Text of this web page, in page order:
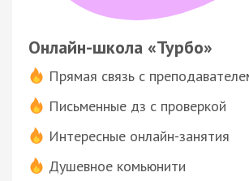
Онлайн-школа «Турбо»
Прямая связь с
Письменные дз с проверкой
Интересные онлайн-занятия
Душевное комьюнити